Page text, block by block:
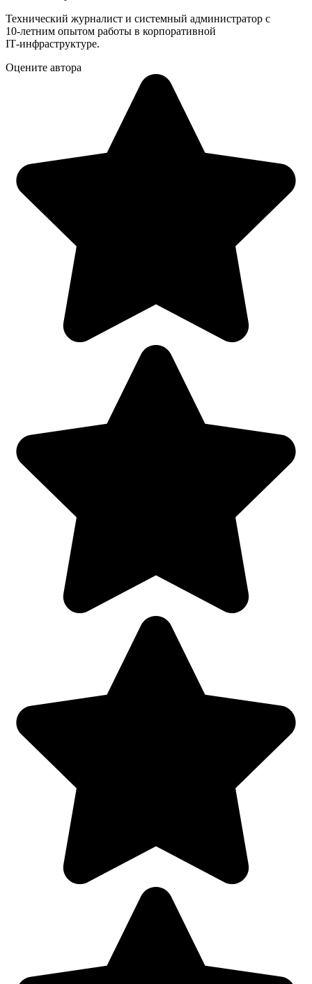
Технический журналист и системный администратор с
10‑летним опытом работы в корпоративной
IT‑инфраструктуре.
Оцените автора